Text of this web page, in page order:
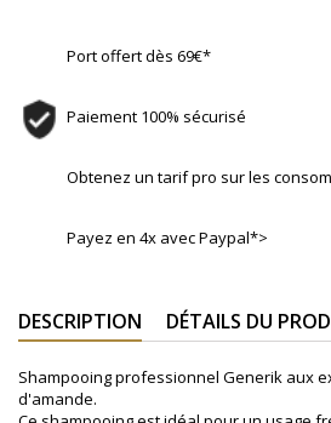
Port offert dès 69€*
Paiement 100% sécurisé
Obtenez un tarif pro sur les
Payez en 4x avec Paypal*>
DESCRIPTION DÉTAILS DU
Shampooing professionnel Generik aux
d'amande.